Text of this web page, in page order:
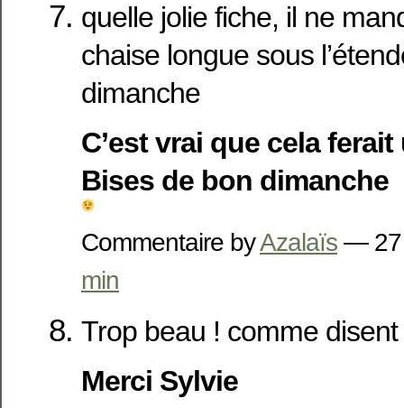
quelle jolie fiche, il ne
chaise longue sous
dimanche
C’est vrai que cela
Bises de bon dimanche
Commentaire byAzalaïs — 27
min
Trop beau ! comme
Merci Sylvie